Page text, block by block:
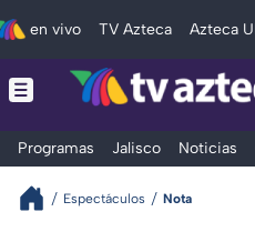
en vivo TV Azteca Azteca
Programas Jalisco Noticias
Espectáculos Nota